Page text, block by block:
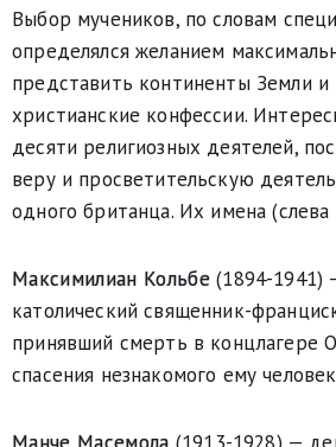
Выбор мучеников, по словам
определялся желанием
представить континенты Земли и
христианские конфессии.
десяти религиозных деятелей,
веру и просветительскую
одного британца. Их имена (слева
Максимилиан Кольбе (1894-1941)
католический священник-
принявший смерть в концлагере
спасения незнакомого ему